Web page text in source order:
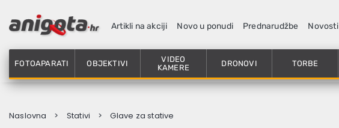
Artikli na akciji Novo u ponudi Prednarudžbe Novosti
FOTOAPARATI OBJEKTIVI
VIDEO
KAMERE
DRONOVI TORBE
Naslovna Stativi Glave za stative